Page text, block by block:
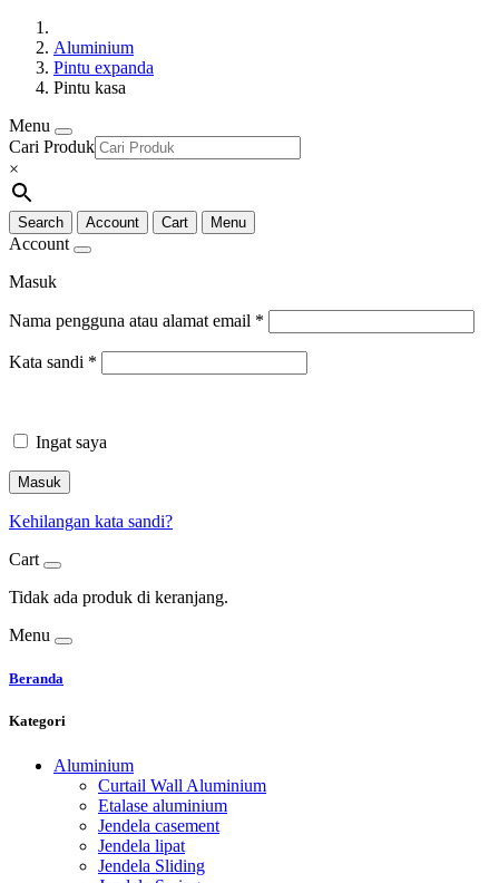
Aluminium
Pintu expanda
Pintu kasa
Menu
Cari Produk
×
Search Account Cart Menu
Account
Masuk
Nama pengguna atau alamat email *
Kata sandi *
Ingat saya
Masuk
Kehilangan kata sandi?
Cart
Tidak ada produk di keranjang.
Menu
Beranda
Kategori
Aluminium
Curtail Wall Aluminium
Etalase aluminium
Jendela casement
Jendela lipat
Jendela Sliding